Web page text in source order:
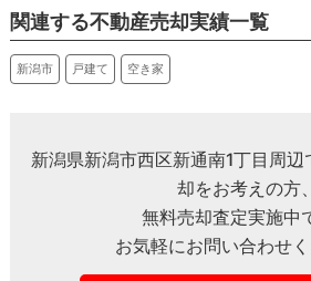
関連する不動産売却実績一覧
新潟市 戸建て 空き家
新潟県新潟市西区新通南1丁目周
却をお考えの方、
無料売却査定実施中
お気軽にお問い合わせく